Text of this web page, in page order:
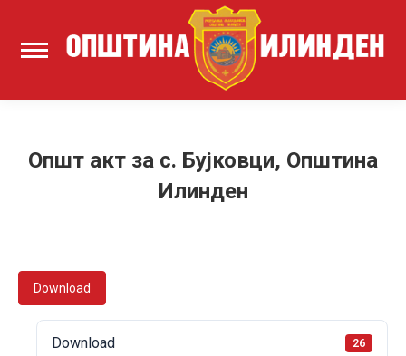
Општ акт за с. Бујковци, Општина
Илинден
Download
Download 26